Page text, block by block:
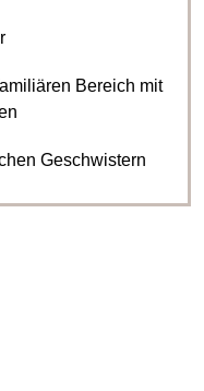
Bereich mit
Geschwistern